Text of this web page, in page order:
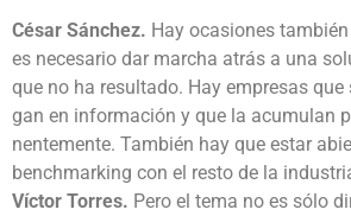
César Sánchez. Hay ocasiones
es necesario dar marcha atrás a una
que no ha resultado. Hay empresas que
gan en información y que la acumulan
nentemente. También hay que estar
benchmarking con el resto de la
Víctor Torres. Pero el tema no es sólo